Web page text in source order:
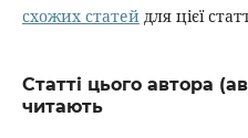
схожих статейдля цієї
Статті цього автора
читають